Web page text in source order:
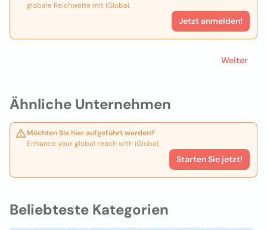
Ähnliche Unternehmen
Möchten Sie hier aufgeführt werden?
Enhance your global reach with iGlobal.
Starten Sie jetzt!
globale Reichweite mit iGlobal.
Jetzt anmelden!
Weiter
Beliebteste Kategorien